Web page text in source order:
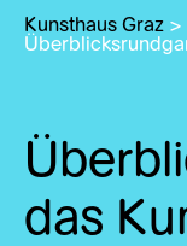
Kunsthaus Graz >
das